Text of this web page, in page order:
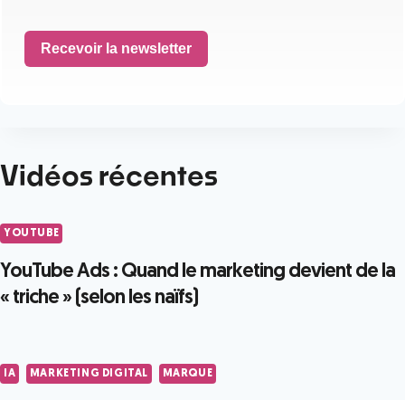
Recevoir la newsletter
Vidéos récentes
YOUTUBE
YouTube Ads : Quand le marketing devient de la
« triche » (selon les naïfs)
IA MARKETING DIGITAL MARQUE